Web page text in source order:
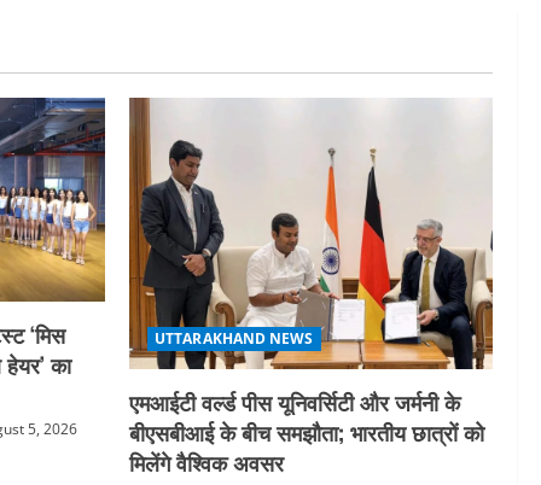
‘मिस
का
5, 2026
UTTARAKHAND NEWS
एमआईटी वर्ल्ड पीस यूनिवर्सिटी और जर्मनी के
बीएसबीआई के बीच समझौता; भारतीय छात्रों को
मिलेंगे वैश्विक अवसर